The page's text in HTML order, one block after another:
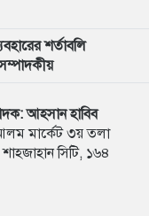
ব্যবস্থা নেওয়া
শর্তাবলি
আহসান হাবিব
আলম মার্কেট ৩য় তলা
সিটি, ১৬৪